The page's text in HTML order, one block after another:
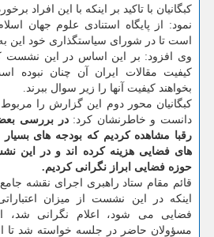
كبگانیان با تاكید بر اینكه با این افراد
است تا در شورای سیاستگذاری خود این
وی افزود: بر این اساس در این نشست
كیفیت مقالات ایران آن چنان نبوده
بخواهند كیفیت آنها را زیر سوال ببرند.
كبگانیان محور دوم این گزارش را مربوط
دانست و خاطرنشان كرد:در بررسی
رقبا مشاهده كردیم كه بودجه های
های فضایی هزینه كرده اند و در این
حوزه فضایی ابراز نگرانی كردیم.
قائم مقام ستاد راهبری اجرای نقشه
اینكه در این نشست از میزان
فضایی می شود، اعلام نگرانی شد،
مسؤولان حاضر در جلسه خواسته شد تا